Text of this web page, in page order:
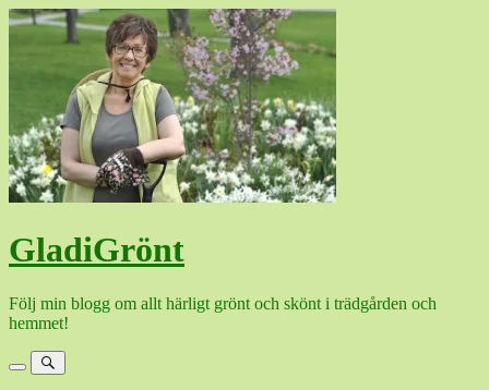
Hoppa
GladiGrönt
Följ min blogg om allt härligt grönt och skönt i trädgården och
hemmet!
MenySök